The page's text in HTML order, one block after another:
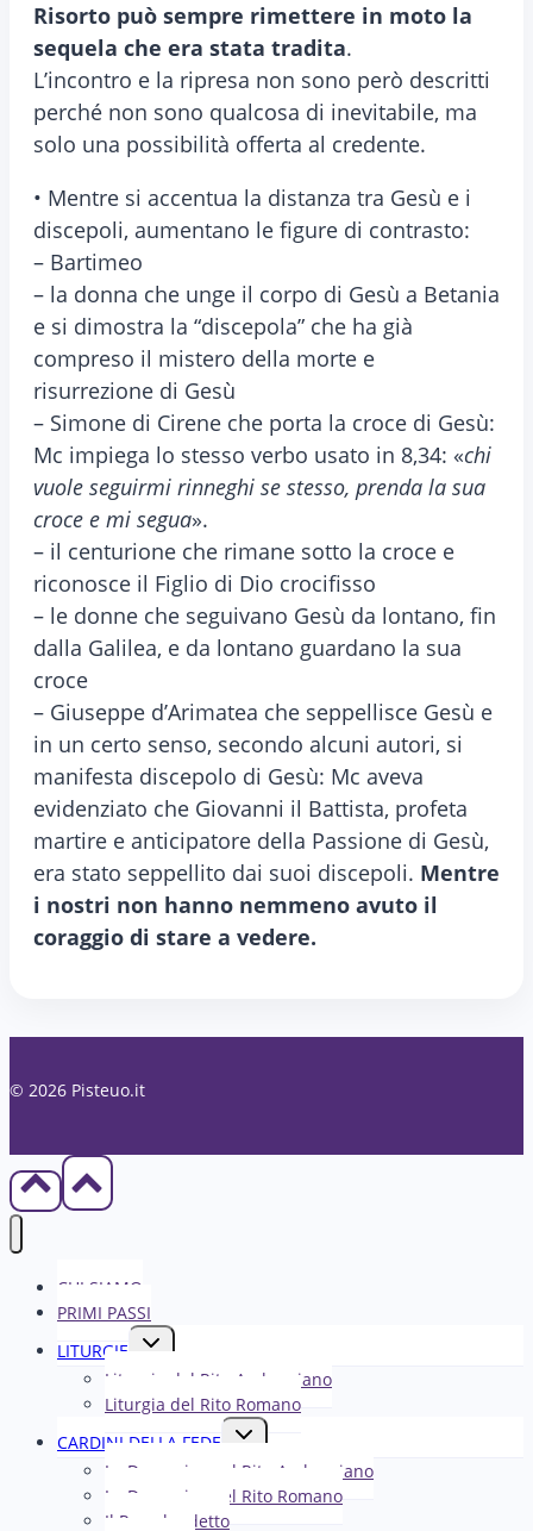
Risorto può sempre rimettere in moto la
sequela che era stata tradita.
L’incontro e la ripresa non sono però descritti
perché non sono qualcosa di inevitabile, ma
solo una possibilità offerta al credente.
• Mentre si accentua la distanza tra Gesù e i
discepoli, aumentano le figure di contrasto:
– Bartimeo
– la donna che unge il corpo di Gesù a Betania
e si dimostra la “discepola” che ha già
compreso il mistero della morte e
risurrezione di Gesù
– Simone di Cirene che porta la croce di Gesù:
Mc impiega lo stesso verbo usato in 8,34: «chi
vuole seguirmi rinneghi se stesso, prenda la sua
croce e mi segua».
– il centurione che rimane sotto la croce e
riconosce il Figlio di Dio crocifisso
– le donne che seguivano Gesù da lontano, fin
dalla Galilea, e da lontano guardano la sua
croce
– Giuseppe d’Arimatea che seppellisce Gesù e
in un certo senso, secondo alcuni autori, si
manifesta discepolo di Gesù: Mc aveva
evidenziato che Giovanni il Battista, profeta
martire e anticipatore della Passione di Gesù,
era stato seppellito dai suoi discepoli. Mentre
i nostri non hanno nemmeno avuto il
coraggio di stare a vedere.
© 2026 Pisteuo.it
CHI SIAMO
PRIMI PASSI
LITURGIE
Alterna
figlio
Liturgia del Rito Ambrosiano
Liturgia del Rito Romano
CARDINI DELLA FEDE
Alterna
figlio
La Domenica nel R​​​​​​ito Ambrosiano
La Domenica nel Rito Romano
Il Papa ha detto